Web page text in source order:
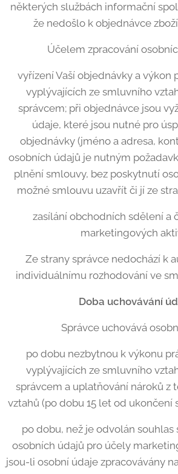
některých službách informační
že nedošlo k objednávce
Účelem zpracování
vyřízení Vaší objednávky a výkon
vyplývajících ze smluvního
správcem; při objednávce jsou
údaje, které jsou nutné pro
objednávky (jméno a adresa,
osobních údajů je nutným
plnění smlouvy, bez poskytnutí
možné smlouvu uzavřít či jí ze
zasílání obchodních sdělení a
marketingových
Ze strany správce nedochází k
individuálnímu rozhodování ve
Doba uchovávání
Správce uchovává
po dobu nezbytnou k výkonu
vyplývajících ze smluvního
správcem a uplatňování nároků z
vztahů (po dobu 15 let od ukončení
po dobu, než je odvolán souhlas
osobních údajů pro účely
jsou-li osobní údaje zpracovávány